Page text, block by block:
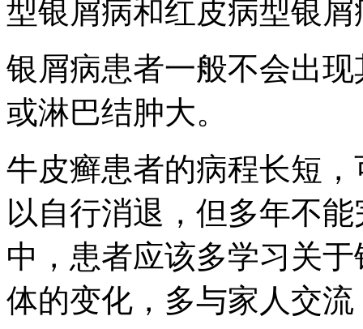
型银屑病和红皮病型银屑
银屑病患者一般不会出
或淋巴结肿大。
牛皮癣患者的病程长短
以自行消退，但多年不
中，患者应该多学习关
体的变化，多与家人交